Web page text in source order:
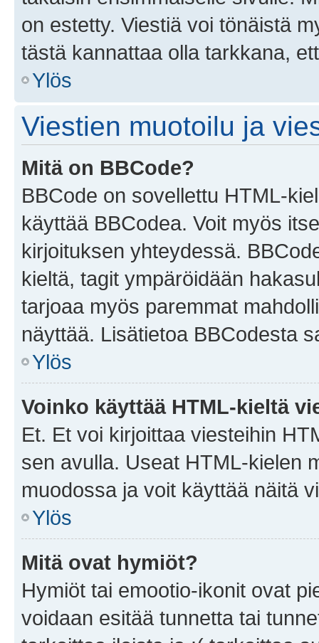
on estetty. Viestiä voi tönäistä
tästä kannattaa olla tarkkana,
Ylös
Viestien muotoilu ja
Mitä on BBCode?
BBCode on sovellettu HTML-
käyttää BBCodea. Voit myös
kirjoituksen yhteydessä.
kieltä, tagit ympäröidään
tarjoaa myös paremmat
näyttää. Lisätietoa BBCodesta
Ylös
Voinko käyttää HTML-kieltä
Et. Et voi kirjoittaa viesteihin
sen avulla. Useat HTML-kielen
muodossa ja voit käyttää näitä
Ylös
Mitä ovat hymiöt?
Hymiöt tai emootio-ikonit ovat
voidaan esitää tunnetta tai